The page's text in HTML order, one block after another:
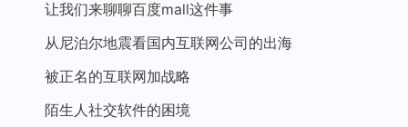
让我们来聊聊百度mall这件事
从尼泊尔地震看国内互联网公司的出海
被正名的互联网加战略
陌生人社交软件的困境